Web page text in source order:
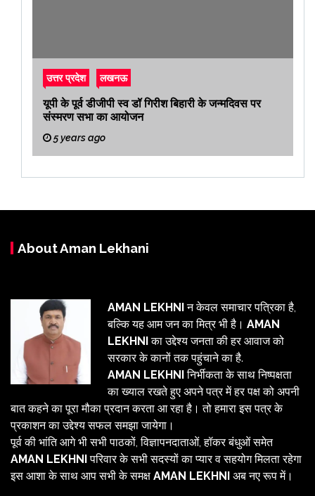
उत्तर प्रदेश लखनऊ
यूपी के पूर्व डीजीपी स्व डॉ गिरीश बिहारी के जन्मदिवस पर
संस्मरण सभा का आयोजन
5 years ago
About Aman Lekhani
AMAN LEKHNIन केवल समाचार पत्रिका है,
बल्कि यह आम जन का मित्र भी है। AMAN
LEKHNIका उद्देश्य जनता की हर आवाज को
सरकार के कानों तक पहुंचाने का है.
AMAN LEKHNIनिर्भीकता के साथ निष्पक्षता
का ख्याल रखते हुए अपने पत्र में हर पक्ष को अपनी
बात कहने का पूरा मौका प्रदान करता आ रहा है। तो हमारा इस पत्र के
प्रकाशन का उद्देश्य सफल समझा जायेगा।
पूर्व की भांति आगे भी सभी पाठकों, विज्ञापनदाताओं, हॉकर बंधुओं समेत
AMAN LEKHNIपरिवार के सभी सदस्यों का प्यार व सहयोग मिलता रहेगा
इस आशा के साथ आप सभी के समक्ष AMAN LEKHNI अब नए रूप में।